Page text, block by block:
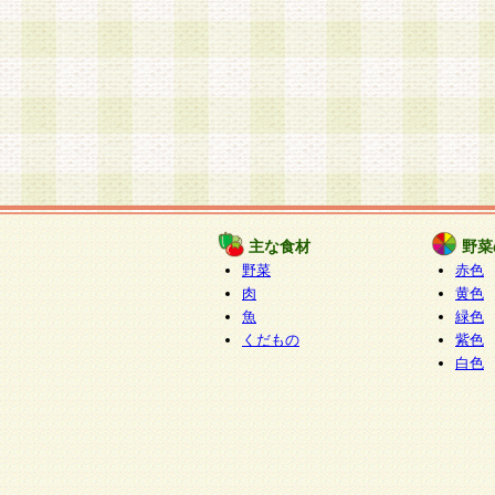
主な食材
野菜
肉
魚
くだもの
野
赤色
黄色
緑色
紫色
白色